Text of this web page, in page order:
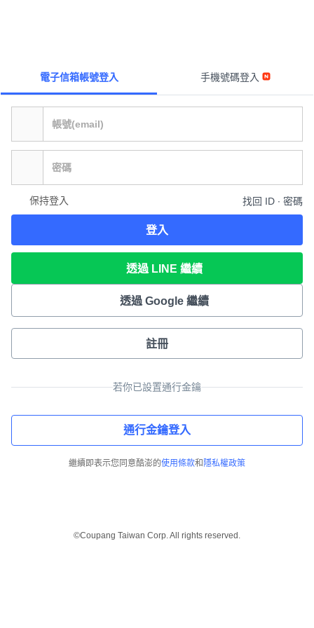
電子信箱帳號登入 手機號碼登入
保持登入 找回 ID ∙ 密碼
登入
透過 LINE 繼續
透過 Google 繼續
註冊
若你已設置通行金鑰
通行金鑰登入
繼續即表示您同意酷澎的使用條款和 隱私權政策
©Coupang Taiwan Corp. All rights reserved.